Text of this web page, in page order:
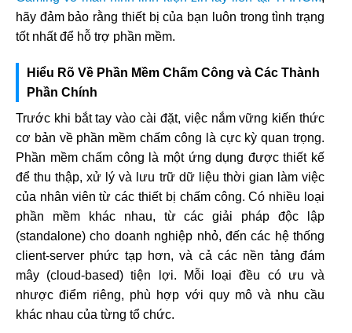
hãy đảm bảo rằng thiết bị của bạn luôn trong tình trạng
tốt nhất để hỗ trợ phần mềm.
Hiểu Rõ Về Phần Mềm Chấm Công và Các Thành
Phần Chính
Trước khi bắt tay vào cài đặt, việc nắm vững kiến thức
cơ bản về phần mềm chấm công là cực kỳ quan trọng.
Phần mềm chấm công là một ứng dụng được thiết kế
để thu thập, xử lý và lưu trữ dữ liệu thời gian làm việc
của nhân viên từ các thiết bị chấm công. Có nhiều loại
phần mềm khác nhau, từ các giải pháp độc lập
(standalone) cho doanh nghiệp nhỏ, đến các hệ thống
client-server phức tạp hơn, và cả các nền tảng đám
mây (cloud-based) tiện lợi. Mỗi loại đều có ưu và
nhược điểm riêng, phù hợp với quy mô và nhu cầu
khác nhau của từng tổ chức.